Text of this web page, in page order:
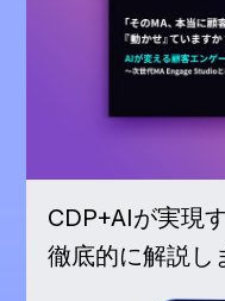
CDP+AIが実現
徹底的に解説し